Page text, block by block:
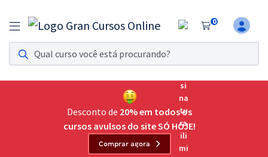
0
Assinatura Ilimitada 11
Acesso a todos os cursos. Teste grátis por 7 dias!
Assinatura OAB Até Passar
Acesso ilimitado a toda preparação para o Exame da
Residências Multiprofissionais
Desconto de 20% em todos os
cursos avulsos do site SÓ HOJE!
Comprar agora